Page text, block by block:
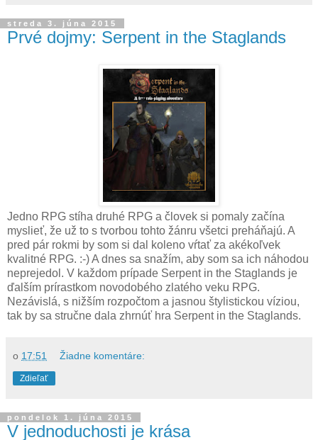
streda 3. júna 2015
Prvé dojmy: Serpent in the Staglands
Jedno RPG stíha druhé RPG a človek si pomaly začína
myslieť, že už to s tvorbou tohto žánru všetci preháňajú. A
pred pár rokmi by som si dal koleno vŕtať za akékoľvek
kvalitné RPG. :-) A dnes sa snažím, aby som sa ich náhodou
neprejedol. V každom prípade Serpent in the Staglands je
ďalším prírastkom novodobého zlatého veku RPG.
Nezávislá, s nižším rozpočtom a jasnou štylistickou víziou,
tak by sa stručne dala zhrnúť hra Serpent in the Staglands.
o 17:51 Žiadne komentáre:
Zdieľať
pondelok 1. júna 2015
V jednoduchosti je krása